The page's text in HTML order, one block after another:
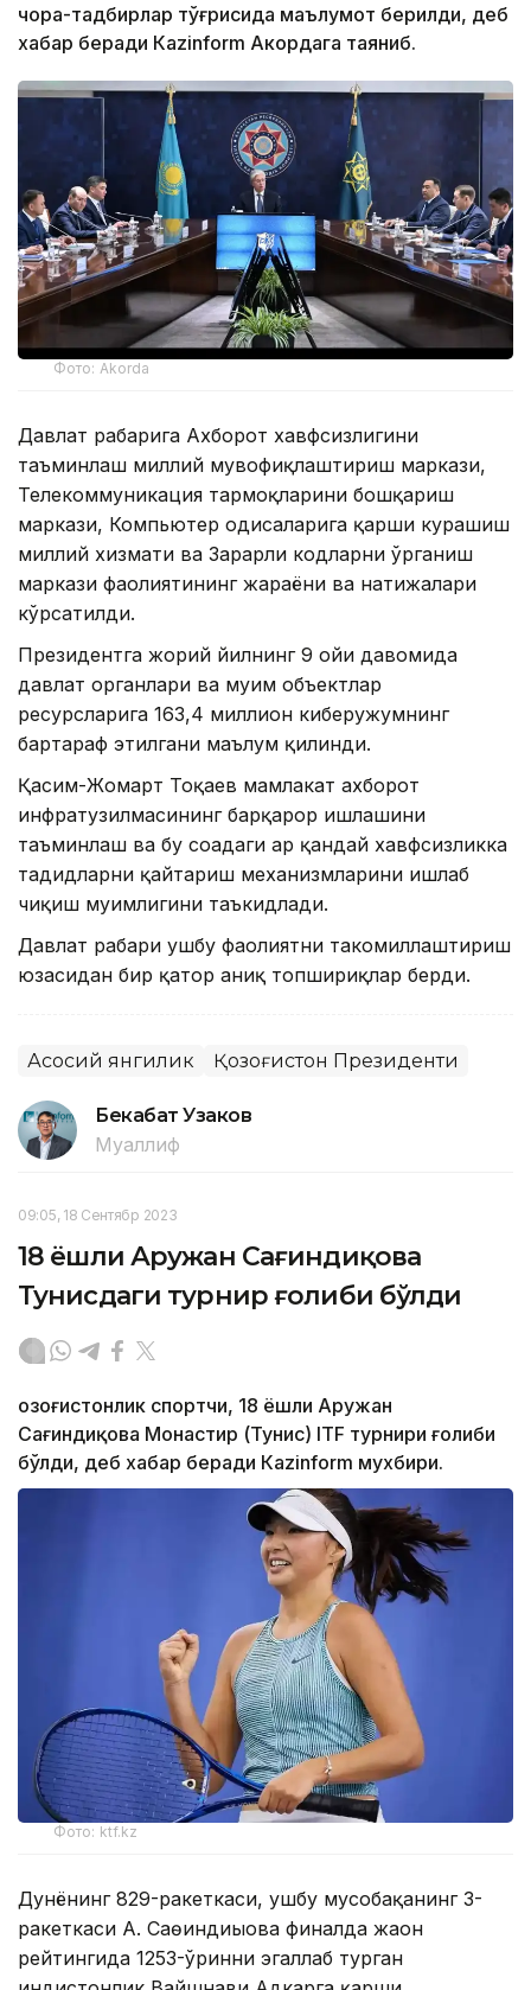
чора-тадбирлар тўғрисида маълумот берилди, деб
хабар беради Каzinform Акордага таяниб.
Фото: Akorda
Давлат раҳбарига Ахборот хавфсизлигини
таъминлаш миллий мувофиқлаштириш маркази,
Телекоммуникация тармоқларини бошқариш
маркази, Компьютер ҳодисаларига қарши курашиш
миллий хизмати ва Зарарли кодларни ўрганиш
маркази фаолиятининг жараёни ва натижалари
кўрсатилди.
Президентга жорий йилнинг 9 ойи давомида
давлат органлари ва муҳим объектлар
ресурсларига 163,4 миллион киберҳужумнинг
бартараф этилгани маълум қилинди.
Қасим-Жомарт Тоқаев мамлакат ахборот
инфратузилмасининг барқарор ишлашини
таъминлаш ва бу соҳадаги ҳар қандай хавфсизликка
таҳдидларни қайтариш механизмларини ишлаб
чиқиш муҳимлигини таъкидлади.
Давлат раҳбари ушбу фаолиятни такомиллаштириш
юзасидан бир қатор аниқ топшириқлар берди.
Асосий янгилик Қозоғистон Президенти
Бекабат Узаков
Муаллиф
09:05, 18 Сентябр 2023
18 ёшли Аружан Сағиндиқова
Тунисдаги турнир ғолиби бўлди
Қозоғистонлик спортчи, 18 ёшли Аружан
Сағиндиқова Монастир (Тунис) ITF турнири ғолиби
бўлди, деб хабар беради Каzinform мухбири.
Фото: ktf.kz
Дунёнинг 829-ракеткаси, ушбу мусобақанинг 3-
ракеткаси А. Саөиндиыова финалда жаҳон
рейтингида 1253-ўринни эгаллаб турган